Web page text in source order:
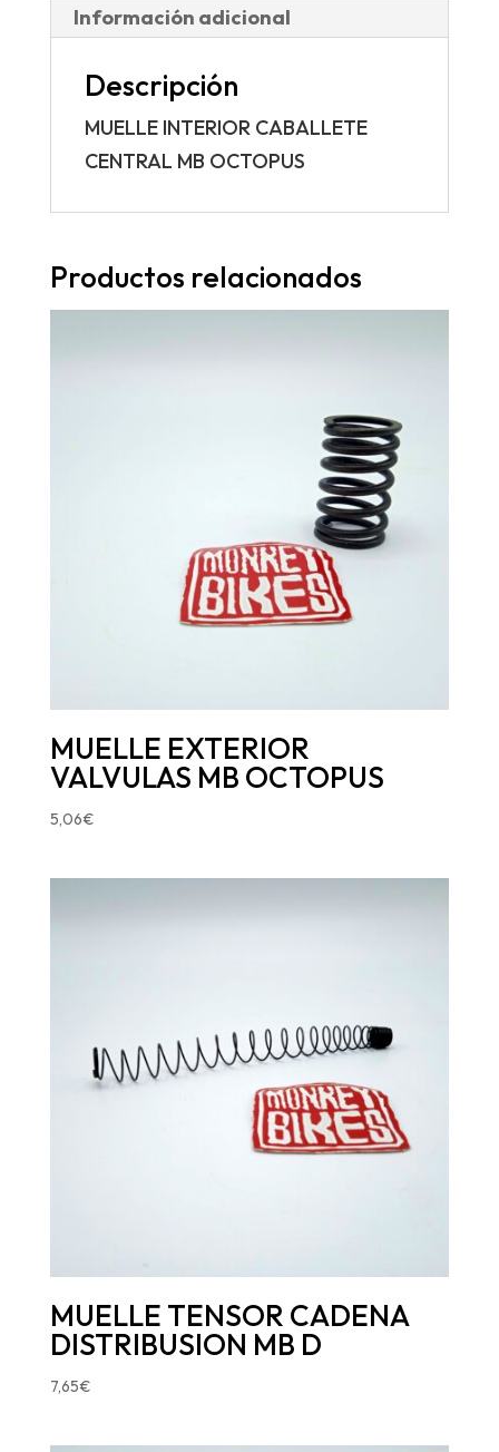
Información adicional
Descripción
MUELLE INTERIOR CABALLETE
CENTRAL MB OCTOPUS
Productos relacionados
MUELLE EXTERIOR
VALVULAS MB OCTOPUS
5,06€
MUELLE TENSOR CADENA
DISTRIBUSION MB D
7,65€